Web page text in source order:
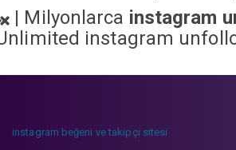
| Milyonlarca instagram
instagram
instagram beğeni ve takipçi sitesi